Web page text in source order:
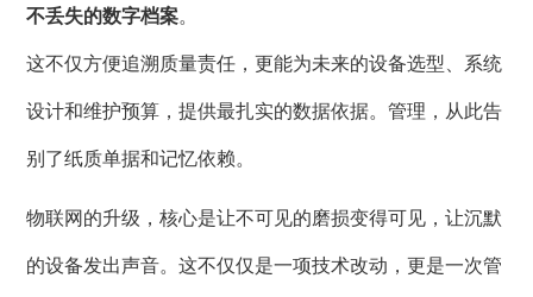
不丢失的数字档案。
这不仅方便追溯质量责任，更能为未来的设备选型、系统
设计和维护预算，提供最扎实的数据依据。管理，从此告
别了纸质单据和记忆依赖。
物联网的升级，核心是让不可见的磨损变得可见，让沉默
的设备发出声音。这不仅仅是一项技术改动，更是一次管